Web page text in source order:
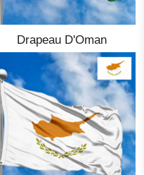
Drapeau D'Oman